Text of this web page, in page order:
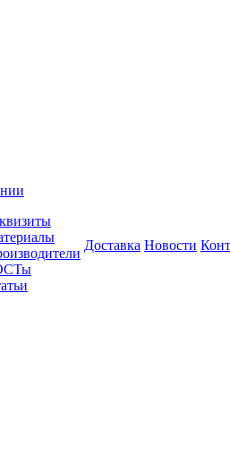
Доставка Новости